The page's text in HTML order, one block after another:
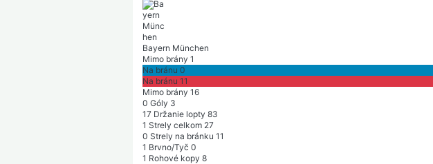
Bayern München
Mimo brány 1
Na bránu 0
Na bránu 11
Mimo brány 16
0 Góly 3
17 Držanie lopty 83
1 Strely celkom 27
0 Strely na bránku 11
1 Brvno/Tyč 0
1 Rohové kopy 8